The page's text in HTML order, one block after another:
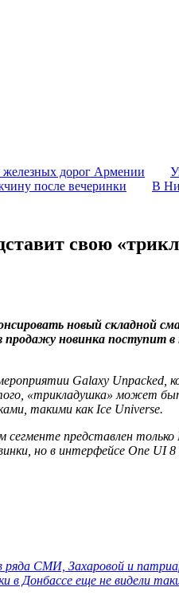
дорог Армении
после вечеринки
В
свою
новый складной
продажу новинка поступит
Galaxy Unpacked,
«трикладушка» может
такими как Ice Universe.
представлен только
но в интерфейсе One
ряда СМИ, Захаровой и
в Донбассе еще не видели